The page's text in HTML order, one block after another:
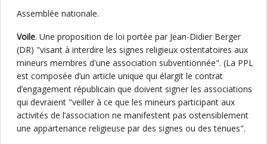
Assemblée nationale.
Voile. Une proposition de loi portée par Jean-Didier Berger
(DR) "visant à interdire les signes religieux ostentatoires aux
mineurs membres d'une association subventionnée". (La PPL
est composée d’un article unique qui élargit le contrat
d’engagement républicain que doivent signer les associations
qui devraient "veiller à ce que les mineurs participant aux
activités de l’association ne manifestent pas ostensiblement
une appartenance religieuse par des signes ou des tenues".